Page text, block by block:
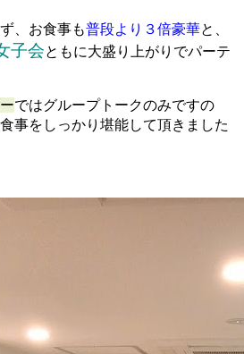
、お食事も普段より３倍豪華と、
子会ともに大盛り上がりでパーテ
ではグループトークのみですの
事をしっかり堪能して頂きました